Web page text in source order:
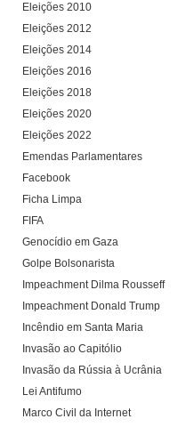
Eleições 2010
Eleições 2012
Eleições 2014
Eleições 2016
Eleições 2018
Eleições 2020
Eleições 2022
Emendas Parlamentares
Facebook
Ficha Limpa
FIFA
Genocídio em Gaza
Golpe Bolsonarista
Impeachment Dilma Rousseff
Impeachment Donald Trump
Incêndio em Santa Maria
Invasão ao Capitólio
Invasão da Rússia à Ucrânia
Lei Antifumo
Marco Civil da Internet